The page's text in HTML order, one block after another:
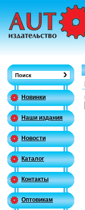
Новинки
Наши издания
Новости
Каталог
Контакты
Оптовикам